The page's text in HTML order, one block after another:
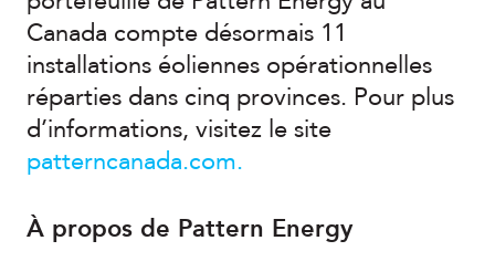
Canada compte désormais 11
installations éoliennes opérationnelles
réparties dans cinq provinces. Pour plus
d’informations, visitez le site
patterncanada.com.
À propos de Pattern Energy